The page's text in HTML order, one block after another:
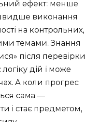
ефект: менше
виконання
на контрольних,
темами. Знання
після перевірки
дій і може
А коли прогрес
сама —
і стає предметом,